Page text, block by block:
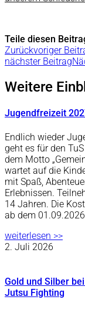
Teile diesen
Zurückvoriger
nächster Beitrag
Weitere
Jugendfreizeit
Endlich wieder
geht es für den
dem Motto
wartet auf die
mit Spaß,
Erlebnissen.
14 Jahren. Die
ab dem
weiterlesen >>
2. Juli 2026
Gold und Silber
Jutsu Fighting